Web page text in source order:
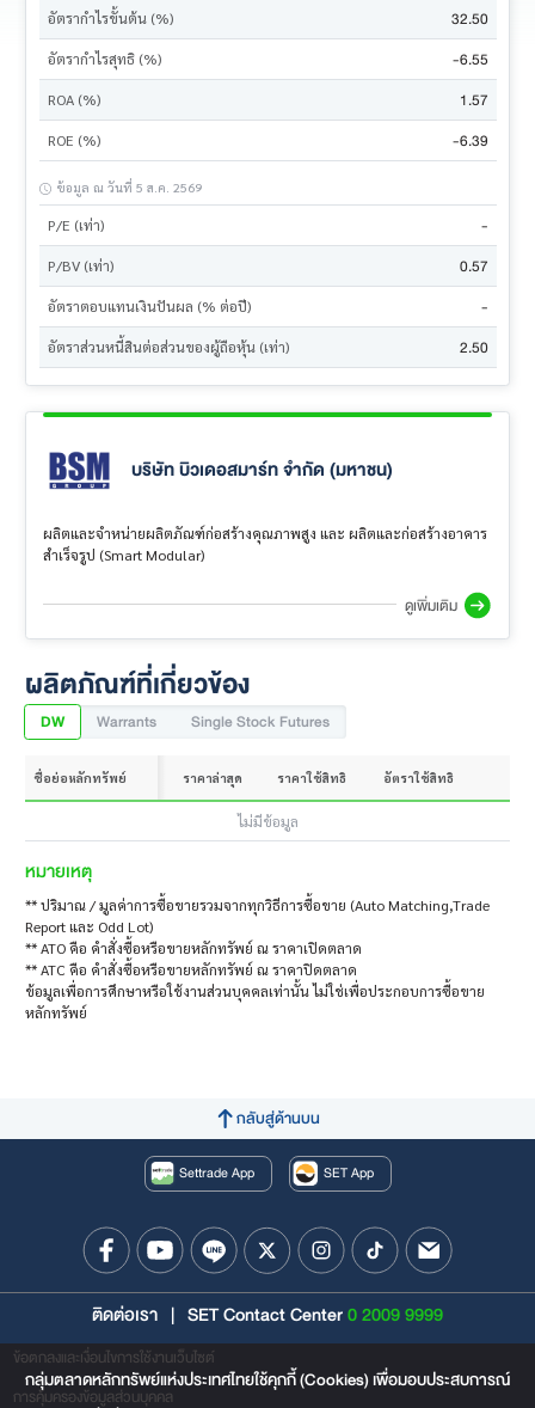
อัตรากำไรขั้นต้น (%) 32.50
อัตรากำไรสุทธิ (%) -6.55
ROA (%) 1.57
ROE (%) -6.39
ข้อมูล ณ วันที่ 5 ส.ค. 2569
P/E (เท่า) -
P/BV (เท่า) 0.57
อัตราตอบแทนเงินปันผล (% ต่อปี) -
อัตราส่วนหนี้สินต่อส่วนของผู้ถือหุ้น (เท่า) 2.50
บริษัท บิวเดอสมาร์ท จำกัด (มหาชน)
ผลิตและจำหน่ายผลิตภัณฑ์ก่อสร้างคุณภาพสูง และ ผลิตและก่อสร้างอาคาร
สำเร็จรูป (Smart Modular)
ดูเพิ่มเติม
ผลิตภัณฑ์ที่เกี่ยวข้อง
DW Warrants Single Stock Futures
ชื่อย่อหลักทรัพย์ ราคาล่าสุด ราคาใช้สิทธิ อัตราใช้สิทธิ
ไม่มีข้อมูล
หมายเหตุ
** ปริมาณ / มูลค่าการซื้อขายรวมจากทุกวิธีการซื้อขาย (Auto Matching,Trade
Report และ Odd Lot)
** ATO คือ คำสั่งซื้อหรือขายหลักทรัพย์ ณ ราคาเปิดตลาด
** ATC คือ คำสั่งซื้อหรือขายหลักทรัพย์ ณ ราคาปิดตลาด
ข้อมูลเพื่อการศึกษาหรือใช้งานส่วนบุคคลเท่านั้น ไม่ใช่เพื่อประกอบการซื้อขาย
หลักทรัพย์
กลับสู่ด้านบน
Settrade App SET App
ติดต่อเรา | SET Contact Center0 2009 9999
ข้อตกลงและเงื่อนไขการใช้งานเว็บไซต์
การคุ้มครองข้อมูลส่วนบุคคล
กลุ่มตลาดหลักทรัพย์แห่งประเทศไทยใช้คุกกี้ (Cookies) เพื่อมอบประสบการณ์